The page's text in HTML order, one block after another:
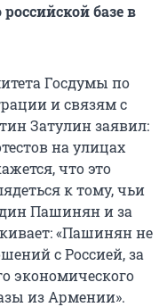
базе в
Госдумы по
и связям с
Затулин заявил:
на улицах
что это
к тому, чьи
Пашинян и за
«Пашинян не
с Россией, за
экономического
из Армении».